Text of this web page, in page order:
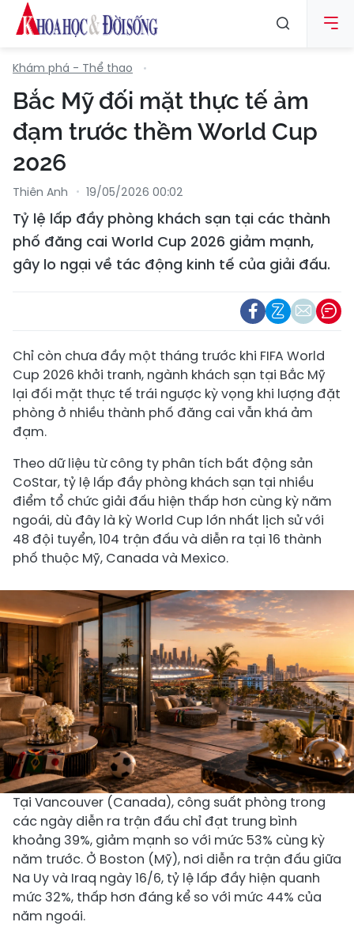
Khám phá - Thể thao
Bắc Mỹ đối mặt thực tế ảm
đạm trước thềm World Cup
2026
Thiên Anh 19/05/2026 00:02
Tỷ lệ lấp đầy phòng khách sạn tại các thành
phố đăng cai World Cup 2026 giảm mạnh,
gây lo ngại về tác động kinh tế của giải đấu.
Chỉ còn chưa đầy một tháng trước khi FIFA World
Cup 2026 khởi tranh, ngành khách sạn tại Bắc Mỹ
lại đối mặt thực tế trái ngược kỳ vọng khi lượng đặt
phòng ở nhiều thành phố đăng cai vẫn khá ảm
đạm.
Theo dữ liệu từ công ty phân tích bất động sản
CoStar, tỷ lệ lấp đầy phòng khách sạn tại nhiều
điểm tổ chức giải đấu hiện thấp hơn cùng kỳ năm
ngoái, dù đây là kỳ World Cup lớn nhất lịch sử với
48 đội tuyển, 104 trận đấu và diễn ra tại 16 thành
phố thuộc Mỹ, Canada và Mexico.
Tại Vancouver (Canada), công suất phòng trong
các ngày diễn ra trận đấu chỉ đạt trung bình
khoảng 39%, giảm mạnh so với mức 53% cùng kỳ
năm trước. Ở Boston (Mỹ), nơi diễn ra trận đấu giữa
Na Uy và Iraq ngày 16/6, tỷ lệ lấp đầy hiện quanh
mức 32%, thấp hơn đáng kể so với mức 44% của
năm ngoái.